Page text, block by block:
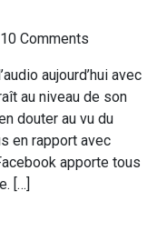
0 Comments
aujourd’hui avec
au niveau de son
douter au vu du
en rapport avec
apporte tous
[…]